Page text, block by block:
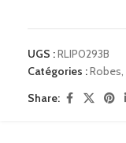
UGS :RLIP0293B
Catégories :Robes
Share: